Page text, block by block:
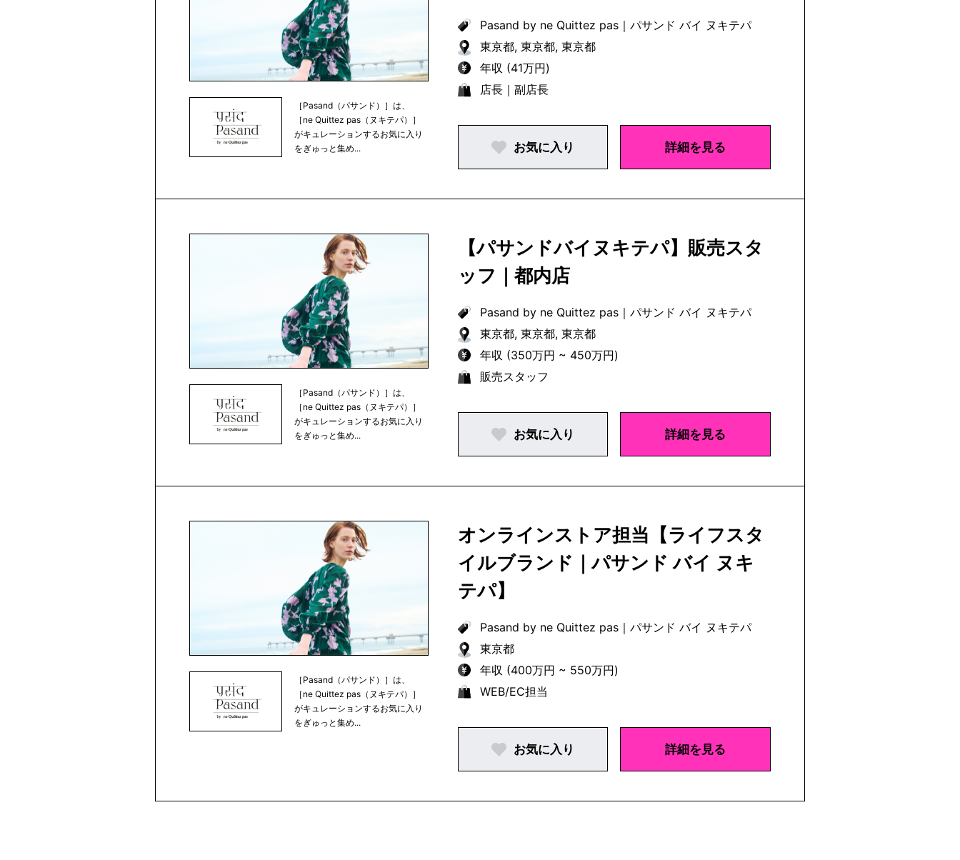
［Pasand（パサンド）］は、
［ne Quittez pas（ヌキテパ）］
がキュレーションするお気に入り
をぎゅっと集め...
Pasand by ne Quittez pas｜ パサンド バイ ヌキテパ
東京都, 東京都, 東京都
年収 (41万円)
店長｜副店長
お気に入り 詳細を見る
［Pasand（パサンド）］は、
［ne Quittez pas（ヌキテパ）］
がキュレーションするお気に入り
をぎゅっと集め...
【パサンドバイヌキテパ】販売スタ
ッフ｜都内店
Pasand by ne Quittez pas｜ パサンド バイ ヌキテパ
東京都, 東京都, 東京都
年収 (350万円 ~ 450万円)
販売スタッフ
お気に入り 詳細を見る
［Pasand（パサンド）］は、
［ne Quittez pas（ヌキテパ）］
がキュレーションするお気に入り
をぎゅっと集め...
オンラインストア担当【ライフスタ
イルブランド｜パサンド バイ ヌキ
テパ】
Pasand by ne Quittez pas｜ パサンド バイ ヌキテパ
東京都
年収 (400万円 ~ 550万円)
WEB/EC担当
お気に入り 詳細を見る